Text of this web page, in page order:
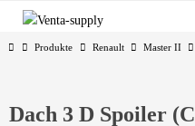
Zum
springen
StartProdukte Renault Master II
Dach 3 D Spoiler